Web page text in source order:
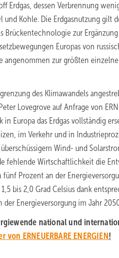
Erdgas, dessen Verbrennung
Kohle. Die Erdgasnutzung gilt
zur
Europas von
angenommen zur größten
des Klimawandels
Lovegrove auf Anfrage von
Europa das Erdgas vollständig
im Verkehr und in
Wind- und
fehlende Wirtschaftlichkeit die
Prozent an der
bis 2,0 Grad Celsius dank
Energieversorgung im Jahr
national und
ERNEUERBARE ENERGIEN !